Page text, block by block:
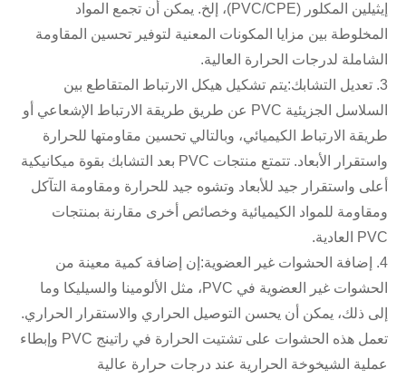
إيثيلين المكلور (PVC/CPE)، إلخ. يمكن أن تجمع المواد
المخلوطة بين مزايا المكونات المعنية لتوفير تحسين المقاومة
الشاملة لدرجات الحرارة العالية.
3. تعديل التشابك:
يتم تشكيل هيكل الارتباط المتقاطع بين
السلاسل الجزيئية PVC عن طريق طريقة الارتباط الإشعاعي أو
طريقة الارتباط الكيميائي، وبالتالي تحسين مقاومتها للحرارة
واستقرار الأبعاد. تتمتع منتجات PVC بعد التشابك بقوة ميكانيكية
أعلى واستقرار جيد للأبعاد وتشوه جيد للحرارة ومقاومة التآكل
ومقاومة للمواد الكيميائية وخصائص أخرى مقارنة بمنتجات
PVC العادية.
4. إضافة الحشوات غير العضوية:
إن إضافة كمية معينة من
الحشوات غير العضوية في PVC، مثل الألومينا والسيليكا وما
إلى ذلك، يمكن أن يحسن التوصيل الحراري والاستقرار الحراري.
تعمل هذه الحشوات على تشتيت الحرارة في راتينج PVC وإبطاء
عملية الشيخوخة الحرارية عند درجات حرارة عالية